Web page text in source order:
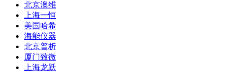
北京澳维
上海一恒
美国哈希
海能仪器
北京普析
厦门致微
上海龙跃